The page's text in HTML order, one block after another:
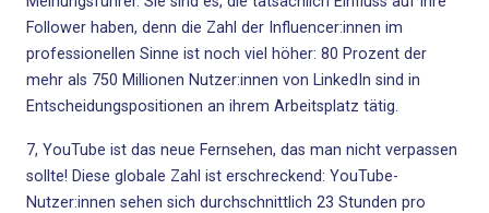
Follower haben, denn die Zahl der Influencer:innen im
professionellen Sinne ist noch viel höher: 80 Prozent der
mehr als 750 Millionen Nutzer:innen von LinkedIn sind in
Entscheidungspositionen an ihrem Arbeitsplatz tätig.
7, YouTube ist das neue Fernsehen, das man nicht verpassen
sollte! Diese globale Zahl ist erschreckend: YouTube-
Nutzer:innen sehen sich durchschnittlich 23 Stunden pro